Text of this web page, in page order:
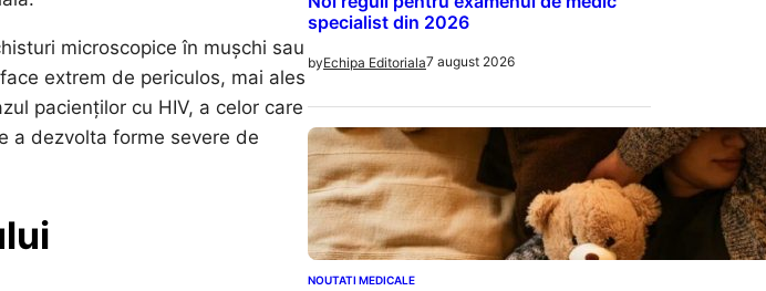
microscopice în mușchi sau
extrem de periculos, mai ales
pacienților cu HIV, a celor care
a dezvolta forme severe de
specialist din 2026
byEchipa Editoriala7 august 2026
NOUTATI MEDICALE